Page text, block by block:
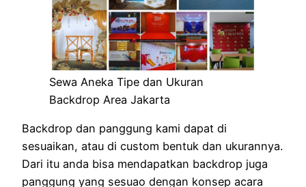
Sewa Aneka Tipe dan Ukuran
Backdrop Area Jakarta
Backdrop dan panggung kami dapat di
sesuaikan, atau di custom bentuk dan ukurannya.
Dari itu anda bisa mendapatkan backdrop juga
panggung yang sesuao dengan konsep acara